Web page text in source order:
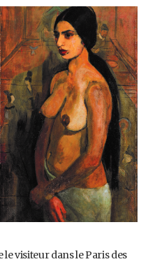
visiteur dans le Paris des